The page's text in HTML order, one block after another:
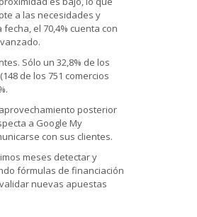
a las necesidades y
el 70,4% cuenta con
Sólo un 32,8% de los
de los 751 comercios
posterior
a Google My
con sus clientes.
meses detectar y
fórmulas de financiación
nuevas apuestas